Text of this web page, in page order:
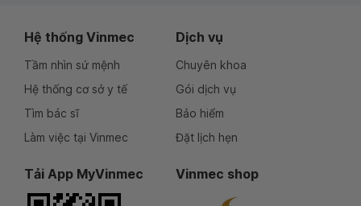
Hệ thống Vinmec
Tầm nhìn sứ mệnh
Hệ thống cơ sở y tế
Tìm bác sĩ
Làm việc tại Vinmec
Dịch vụ
Chuyên khoa
Gói dịch vụ
Bảo hiểm
Đặt lịch hẹn
Tải App MyVinmec Vinmec shop